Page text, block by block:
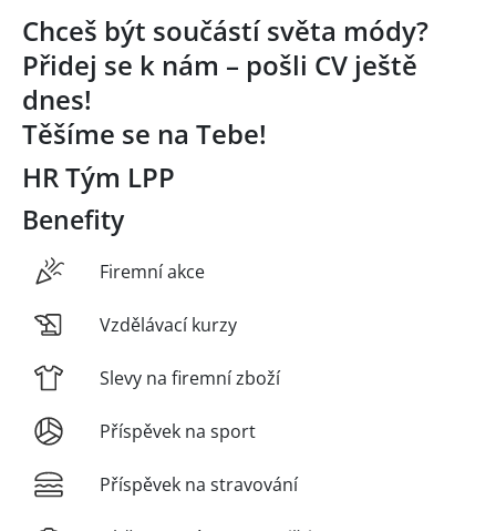
Chceš být součástí světa módy?
Přidej se k nám – pošli CV ještě
dnes!
Těšíme se na Tebe!
HR Tým LPP
Benefity
Firemní akce
Vzdělávací kurzy
Slevy na firemní zboží
Příspěvek na sport
Příspěvek na stravování